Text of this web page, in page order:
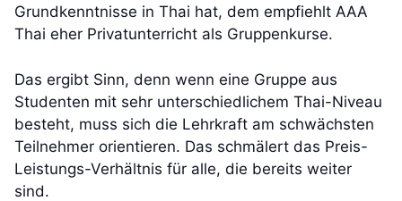
Grundkenntnisse in Thai hat, dem empfiehlt AAA
Thai eher Privatunterricht als Gruppenkurse.
Das ergibt Sinn, denn wenn eine Gruppe aus
Studenten mit sehr unterschiedlichem Thai-Niveau
besteht, muss sich die Lehrkraft am schwächsten
Teilnehmer orientieren. Das schmälert das Preis-
Leistungs-Verhältnis für alle, die bereits weiter
sind.